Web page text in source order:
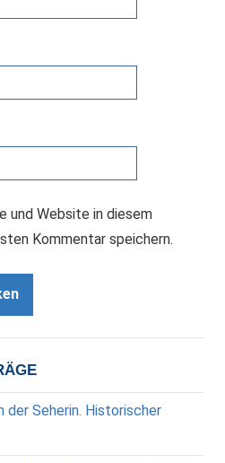
und Website in diesem
Kommentar speichern.
der Seherin. Historischer